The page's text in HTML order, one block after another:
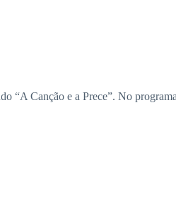
“A Canção e a Prece”. No